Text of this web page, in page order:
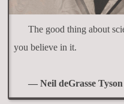
The good thing about
you believe in it.
— Neil deGrasse Tyson